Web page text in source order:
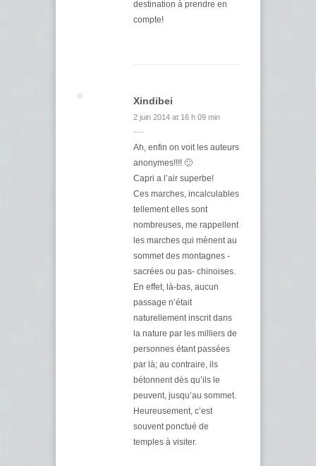
destination à prendre en
compte!
Xindibei
2 juin 2014 at 16 h 09 min
Ah, enfin on voit les auteurs
anonymes!!!! 🙂
Capri a l’air superbe!
Ces marches, incalculables
tellement elles sont
nombreuses, me rappellent
les marches qui mènent au
sommet des montagnes -
sacrées ou pas- chinoises.
En effet, là-bas, aucun
passage n’était
naturellement inscrit dans
la nature par les milliers de
personnes étant passées
par là; au contraire, ils
bétonnent dès qu’ils le
peuvent, jusqu’au sommet.
Heureusement, c’est
souvent ponctué de
temples à visiter.